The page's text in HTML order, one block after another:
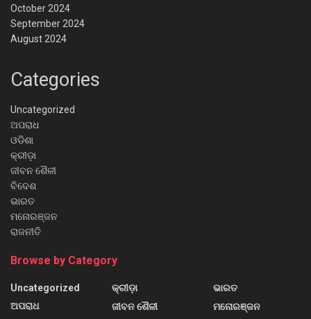
October 2024
September 2024
August 2024
Categories
Uncategorized
ଅପରାଧ
ଓଡିଶା
କ୍ରୀଡ଼ା
ଜୀବନ ଶୈଳୀ
ବିଦେଶ
ଭାରତ
ମନୋରଞ୍ଜନ
ରାଜନୀତି
Browse by Category
Uncategorized
ଅପରାଧ
କ୍ରୀଡ଼ା
ଜୀବନ ଶୈଳୀ
ଭାରତ
ମନୋରଞ୍ଜନ